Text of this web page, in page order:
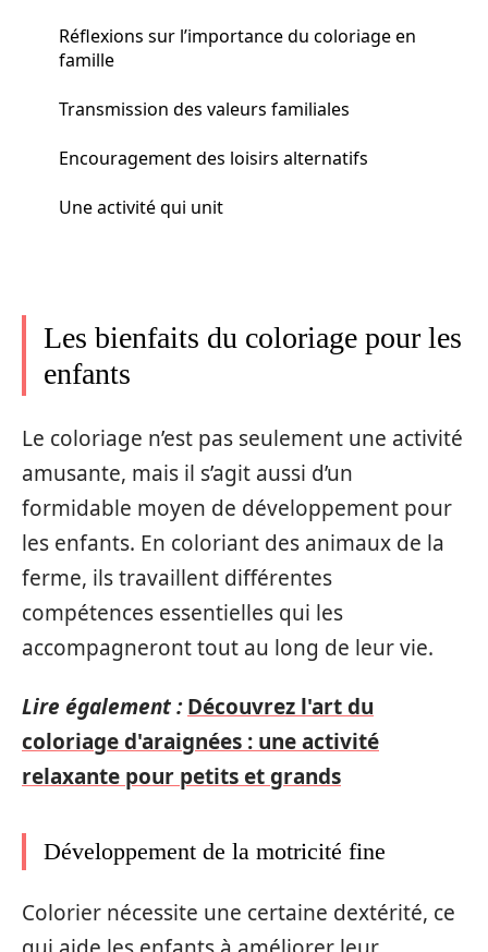
Réflexions sur l’importance du coloriage en
famille
Transmission des valeurs familiales
Encouragement des loisirs alternatifs
Une activité qui unit
Les bienfaits du coloriage pour les
enfants
Le coloriage n’est pas seulement une activité
amusante, mais il s’agit aussi d’un
formidable moyen de développement pour
les enfants. En coloriant des animaux de la
ferme, ils travaillent différentes
compétences essentielles qui les
accompagneront tout au long de leur vie.
Lire également : Découvrez l'art du
coloriage d'araignées : une activité
relaxante pour petits et grands
Développement de la motricité fine
Colorier nécessite une certaine dextérité, ce